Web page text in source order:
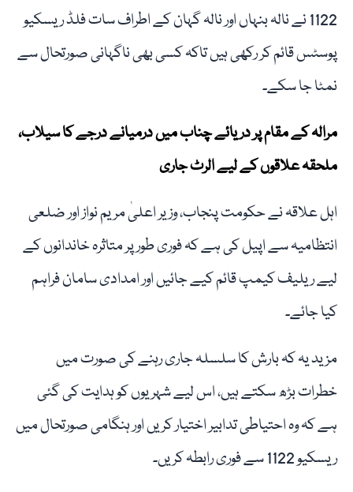
1122 نے نالہ بنہاں اور نالہ گہان کے اطراف سات فلڈ ریسکیو
پوسٹس قائم کر رکھی ہیں تاکہ کسی بھی ناگہانی صورتحال سے
نمٹا جا سکے۔
مرالہ کے مقام پر دریائے چناب میں درمیانے درجے کا سیلاب،
ملحقہ علاقوں کے لیے الرٹ جاری
اہل علاقہ نے حکومت پنجاب، وزیر اعلیٰ مریم نواز اور ضلعی
انتظامیہ سے اپیل کی ہے کہ فوری طور پر متاثرہ خاندانوں کے
لیے ریلیف کیمپ قائم کیے جائیں اور امدادی سامان فراہم
کیا جائے۔
مزید یہ کہ بارش کا سلسلہ جاری رہنے کی صورت میں
خطرات بڑھ سکتے ہیں، اس لیے شہریوں کو ہدایت کی گئی
ہے کہ وہ احتیاطی تدابیر اختیار کریں اور ہنگامی صورتحال میں
ریسکیو 1122 سے فوری رابطہ کریں۔